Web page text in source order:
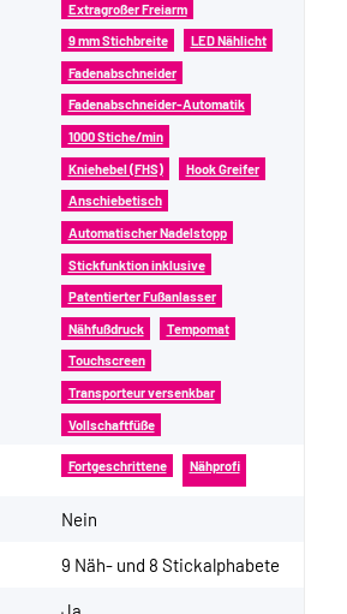
Extragroßer Freiarm
9 mm Stichbreite LED Nählicht
Fadenabschneider
Fadenabschneider-Automatik
1000 Stiche/min
Kniehebel (FHS) Hook Greifer
Anschiebetisch
Automatischer Nadelstopp
Stickfunktion inklusive
Patentierter Fußanlasser
Nähfußdruck Tempomat
Touchscreen
Transporteur versenkbar
Vollschaftfüße
Fortgeschrittene Nähprofi
Nein
9 Näh- und 8 Stickalphabete